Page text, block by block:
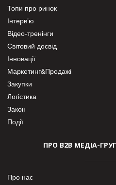
Топи про ринок
Інтерв’ю
Відео-тренінги
Світовий досвід
Інновації
Маркетинг&Продажі
Закупки
Логістика
Закон
Події
ПРО В2В МЕДІА-
Про нас